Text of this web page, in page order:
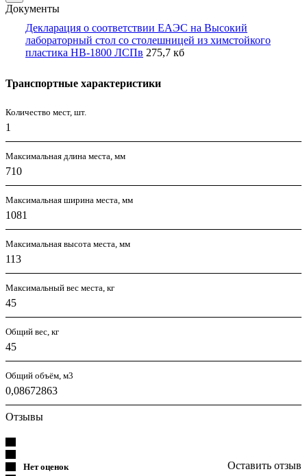
Документы
Декларация о соответствии ЕАЭС на Высокий
лабораторный стол со столешницей из химстойкого
пластика НВ-1800 ЛСПв 275,7 кб
Транспортные характеристики
Количество мест, шт.
1
Максимальная длина места, мм
710
Максимальная ширина места, мм
1081
Максимальная высота места, мм
113
Максимальный вес места, кг
45
Общий вес, кг
45
Общий объём, м3
0,08672863
Отзывы
Нет оценок Оставить отзыв